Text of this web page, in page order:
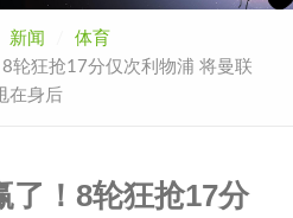
新闻
体育
轮狂抢17分仅次利物浦 将曼联
在身后
了！8轮狂抢17分